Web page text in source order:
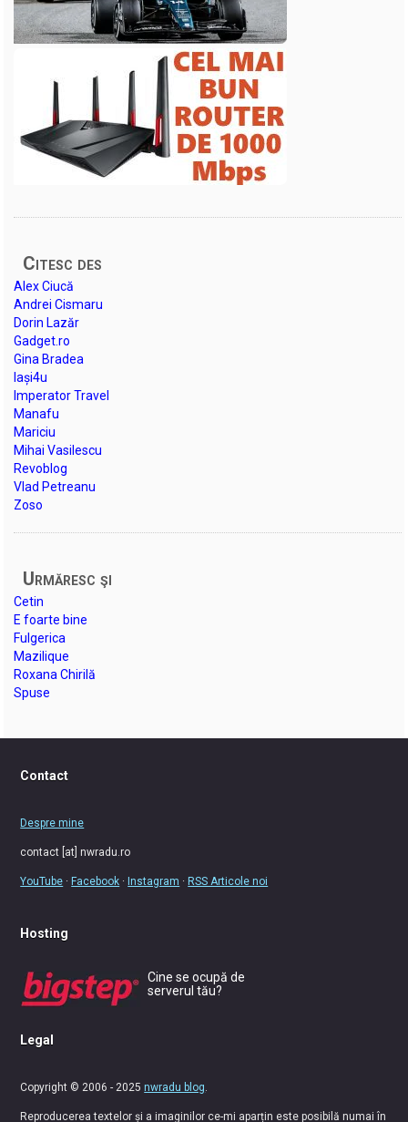
Citesc des
Alex Ciucă
Andrei Cismaru
Dorin Lazăr
Gadget.ro
Gina Bradea
Iași4u
Imperator Travel
Manafu
Mariciu
Mihai Vasilescu
Revoblog
Vlad Petreanu
Zoso
Urmăresc şi
Cetin
E foarte bine
Fulgerica
Mazilique
Roxana Chirilă
Spuse
Contact
Despre mine
contact [at] nwradu.ro
YouTube · Facebook · Instagram · RSS Articole noi
Hosting
Cine se ocupă de
serverul tău?
Legal
Copyright © 2006 - 2025nwradu blog.
Reproducerea textelor și a imaginilor ce-mi aparțin este posibilă numai în